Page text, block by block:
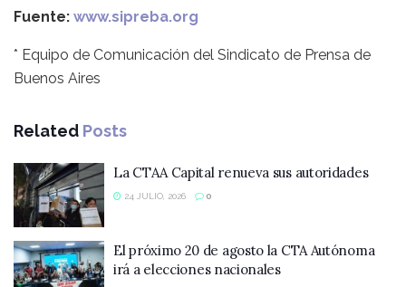
Fuente: www.sipreba.org
* Equipo de Comunicación del Sindicato de Prensa de
Buenos Aires
Related Posts
La CTAA Capital renueva sus autoridades
24 JULIO, 2026 0
El próximo 20 de agosto la CTA Autónoma
irá a elecciones nacionales